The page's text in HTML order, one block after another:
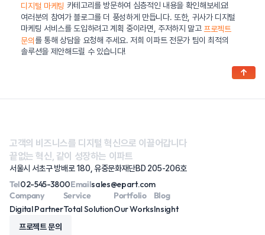
디지털 마케팅 카테고리를 방문하여 심층적인 내용을 확인해보세요!
여러분의 참여가 블로그를 더 풍성하게 만듭니다. 또한, 귀사가 디지털
마케팅 서비스를 도입하려고 계획 중이라면, 주저하지 말고 프로젝트
문의를 통해 상담을 요청해 주세요. 저희 이파트 전문가 팀이 최적의
솔루션을 제안해드릴 수 있습니다!
고객의 비즈니스를 디지털 혁신으로 이끌어갑니다
끝없는 혁신, 같이 성장하는 이파트
서울시 서초구 방배로 180, 유중문화재단BD 205-206호
Tel02-545-3800Emailsales@epart.com
Company
Digital Partner
Service
Total Solution
Portfolio
Our Works
Blog
Insight
프로젝트 문의
↑